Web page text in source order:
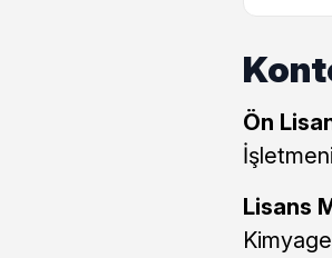
Ön
Lisans